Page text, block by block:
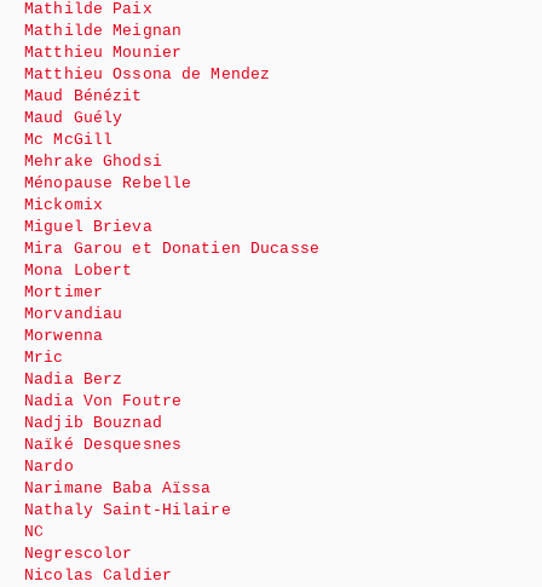
Mathilde Paix
Mathilde Meignan
Matthieu Mounier
Matthieu Ossona de Mendez
Maud Bénézit
Maud Guély
Mc McGill
Mehrake Ghodsi
Ménopause Rebelle
Mickomix
Miguel Brieva
Mira Garou et Donatien Ducasse
Mona Lobert
Mortimer
Morvandiau
Morwenna
Mric
Nadia Berz
Nadia Von Foutre
Nadjib Bouznad
Naïké Desquesnes
Nardo
Narimane Baba Aïssa
Nathaly Saint-Hilaire
NC
Negrescolor
Nicolas Caldier